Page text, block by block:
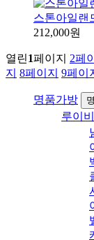
스톤아일랜
212,000원
열린1페이지 2페
지 8페이지 9페이
명품가방
루이